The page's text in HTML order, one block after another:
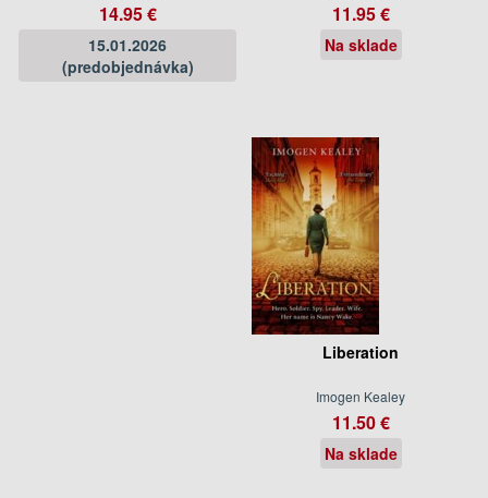
14.95 €
15.01.2026
(predobjednávka)
11.95 €
Na sklade
Liberation
Imogen Kealey
11.50 €
Na sklade